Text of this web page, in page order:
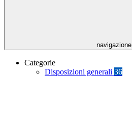
navigazione
Categorie
Disposizioni generali 36